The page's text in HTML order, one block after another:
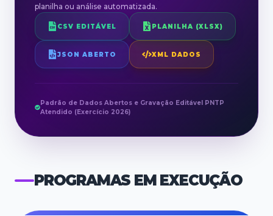
planilha ou análise automatizada.
CSV EDITÁVEL PLANILHA (XLSX)
JSON ABERTO XML DADOS
Padrão de Dados Abertos e Gravação Editável PNTP
Atendido (Exercício 2026)
PROGRAMAS EM EXECUÇÃO